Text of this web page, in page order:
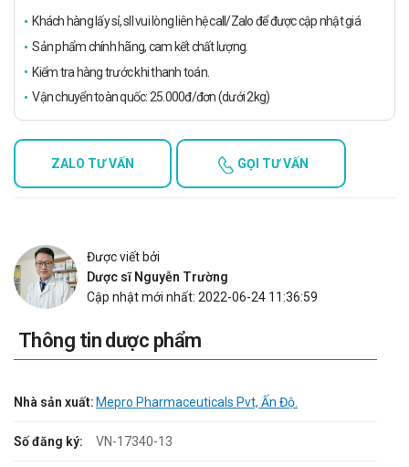
Khách hàng lấy sỉ, sll vui lòng liên hệ call/Zalo để được cập nhật giá
Sản phẩm chính hãng, cam kết chất lượng.
Kiểm tra hàng trước khi thanh toán.
Vận chuyển toàn quốc: 25.000đ/đơn (dưới 2kg)
ZALO TƯ VẤN GỌI TƯ VẤN
Được viết bởi
Dược sĩ Nguyễn Trường
Cập nhật mới nhất: 2022-06-24 11:36:59
Thông tin dược phẩm
Nhà sản xuất: Mepro Pharmaceuticals Pvt, Ấn Độ.
Số đăng ký: VN-17340-13